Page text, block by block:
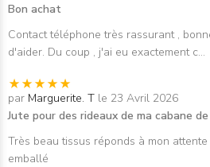
Bon achat
Contact téléphone très rassurant ,
d'aider. Du coup , j'ai eu exactement c...
par Marguerite. T le 23 Avril 2026
Jute pour des rideaux de ma cabane
Très beau tissus réponds à mon
emballé